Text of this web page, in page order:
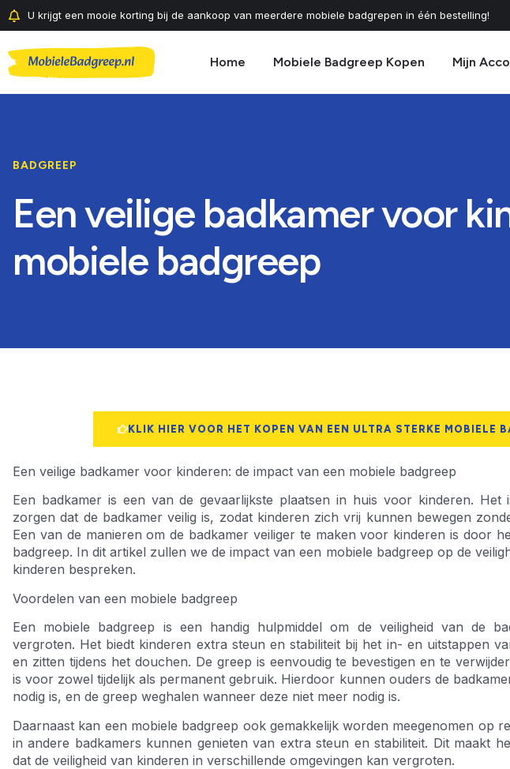
U krijgt een mooie korting bij de aankoop van meerdere mobiele badgrepen in één bestelling!
Home Mobiele Badgreep Kopen Mijn
BADGREEP
Een veilige badkamer voor
mobiele badgreep
KLIK HIER VOOR HET KOPEN VAN EEN ULTRA STERKE MOBIELE
Een veilige badkamer voor kinderen: de impact van een mobiele badgreep
Een badkamer is een van de gevaarlijkste plaatsen in huis voor kinderen.
zorgen dat de badkamer veilig is, zodat kinderen zich vrij kunnen bewegen
Een van de manieren om de badkamer veiliger te maken voor kinderen is door
badgreep. In dit artikel zullen we de impact van een mobiele badgreep op de
kinderen bespreken.
Voordelen van een mobiele badgreep
Een mobiele badgreep is een handig hulpmiddel om de veiligheid van de
vergroten. Het biedt kinderen extra steun en stabiliteit bij het in- en uitstappen
en zitten tijdens het douchen. De greep is eenvoudig te bevestigen en te
is voor zowel tijdelijk als permanent gebruik. Hierdoor kunnen ouders de
nodig is, en de greep weghalen wanneer deze niet meer nodig is.
Daarnaast kan een mobiele badgreep ook gemakkelijk worden meegenomen op
in andere badkamers kunnen genieten van extra steun en stabiliteit. Dit maakt
dat de veiligheid van kinderen in verschillende omgevingen kan vergroten.